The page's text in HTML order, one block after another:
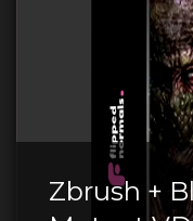
Zbrush +